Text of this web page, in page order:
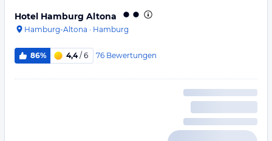
Hotel Hamburg Altona
Hamburg-Altona · Hamburg
86% 4,4/ 6 76 Bewertungen